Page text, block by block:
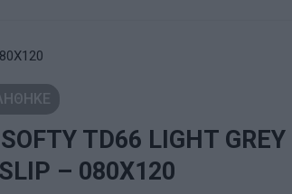
TD66 LIGHT GREY
– 080X120